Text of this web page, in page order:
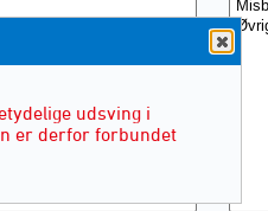
udsving i
er derfor forbundet